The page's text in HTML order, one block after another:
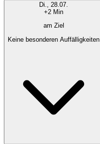
Di., 28.07.
+2 Min
am Ziel
Keine besonderen Auffälligkeiten